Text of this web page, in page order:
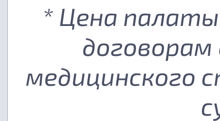
* Цена
договорам
медицинского